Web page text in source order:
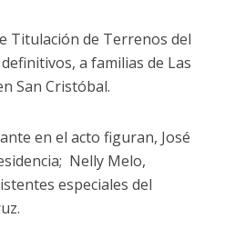
Titulación de Terrenos del
a familias de Las
San Cristóbal.
en el acto figuran, José
Nelly Melo,
especiales del